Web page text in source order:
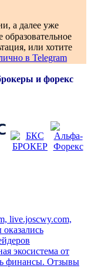
а далее уже
или хотите
в Telegram
и форекс
live.joscwy.com,
экосистема от
финансы. Отзывы